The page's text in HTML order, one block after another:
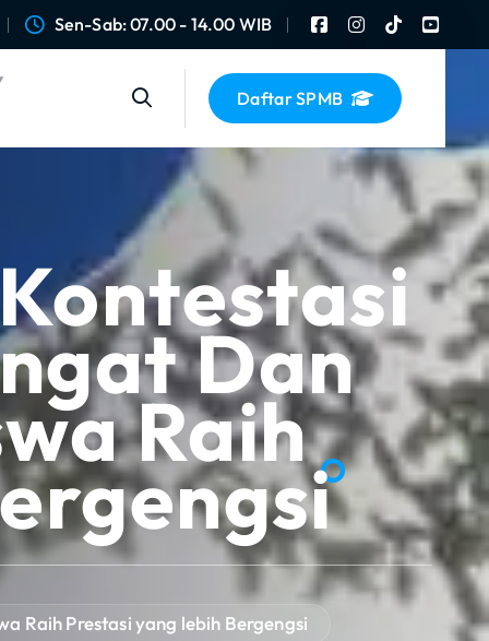
Sen-Sab: 07.00 - 14.00 WIB
Daftar SPMB
Dan
Raih
Raih Prestasi yang lebih Bergengsi